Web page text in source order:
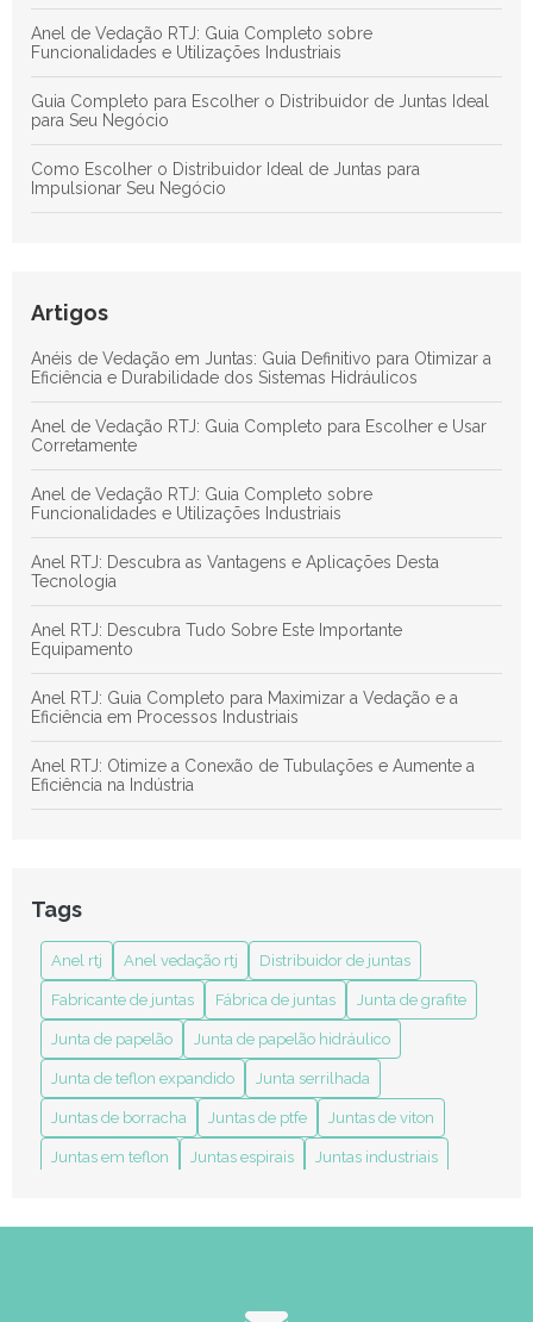
Anel de Vedação RTJ: Guia Completo sobre
Funcionalidades e Utilizações Industriais
Guia Completo para Escolher o Distribuidor de Juntas Ideal
para Seu Negócio
Como Escolher o Distribuidor Ideal de Juntas para
Impulsionar Seu Negócio
Anel RTJ: Guia Completo para Maximizar a Vedação e a
Eficiência em Processos Industriais
Descubra as Principais Vantagens das Juntas de Teflon para
Artigos
Anéis de Vedação em Juntas: Guia Definitivo para Otimizar a
Eficiência e Durabilidade dos Sistemas Hidráulicos
Anel de Vedação RTJ: Guia Completo para Escolher e Usar
Corretamente
Anel de Vedação RTJ: Guia Completo sobre
Funcionalidades e Utilizações Industriais
Anel RTJ: Descubra as Vantagens e Aplicações Desta
Tecnologia
Anel RTJ: Descubra Tudo Sobre Este Importante
Equipamento
Anel RTJ: Guia Completo para Maximizar a Vedação e a
Eficiência em Processos Industriais
Anel RTJ: Otimize a Conexão de Tubulações e Aumente a
Eficiência na Indústria
Anel RTJ: Tudo o Que Você Precisa Saber Sobre Esse Ícone
de Estilo e Funcionalidade
Anel Vedação RTJ: Entenda sua Importância e Aplicações no
Mercado
Benefícios das Juntas em Teflon Expandido para Melhorar
Durabilidade e Eficiência nas Aplicações
Como a Indústria de Juntas Transforma Processos Industriais
Como a Junta Grafitada para Processos Térmicos Melhora a
Eficiência Industrial
Como Comprar Junta Espiralada de Forma Segura e
Tags
Anel rtj Anel vedação rtj Distribuidor de juntas
Fabricante de juntas Fábrica de juntas Junta de grafite
Junta de papelão Junta de papelão hidráulico
Junta de teflon expandido Junta serrilhada
Juntas de borracha Juntas de ptfe Juntas de viton
Juntas em teflon Juntas espirais Juntas industriais
junta de borracha neoprene